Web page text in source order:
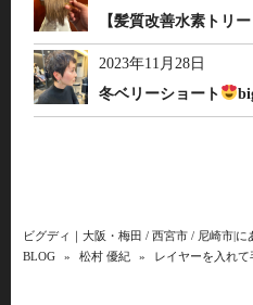
【髪質改善水素トリ
2023年11月28日
冬ベリーショート
ビグディ｜大阪・梅田 / 西宮市 / 尼崎市|に
BLOG
» 松村 優紀 » レイヤーを入れ